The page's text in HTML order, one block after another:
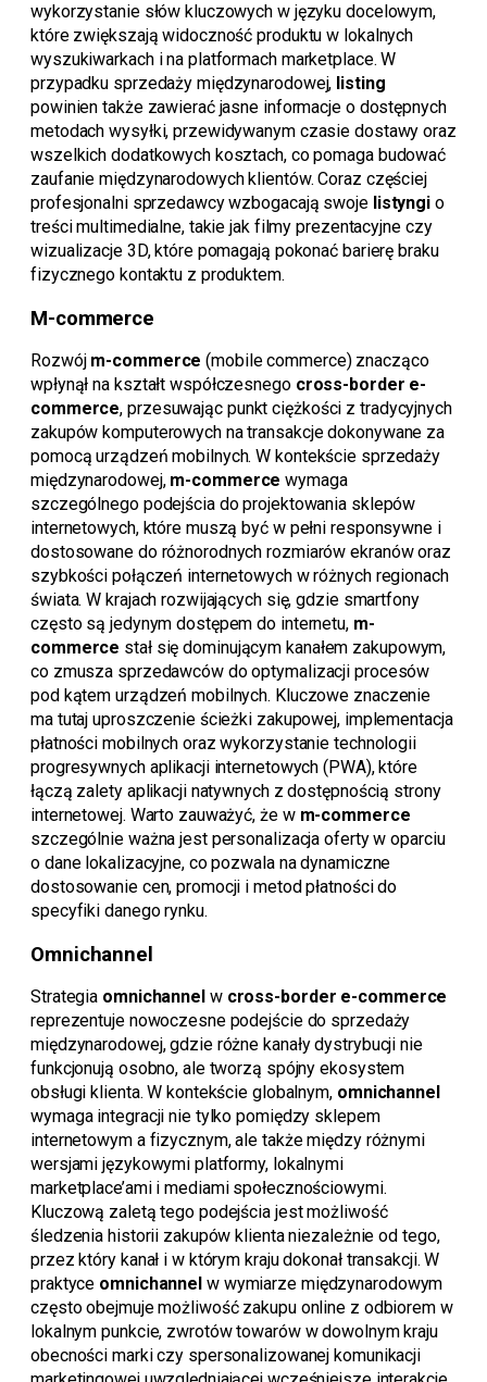
wykorzystanie słów kluczowych w języku docelowym,
które zwiększają widoczność produktu w lokalnych
wyszukiwarkach i na platformach marketplace. W
przypadku sprzedaży międzynarodowej, listing
powinien także zawierać jasne informacje o dostępnych
metodach wysyłki, przewidywanym czasie dostawy oraz
wszelkich dodatkowych kosztach, co pomaga budować
zaufanie międzynarodowych klientów. Coraz częściej
profesjonalni sprzedawcy wzbogacają swoje listyngi o
treści multimedialne, takie jak filmy prezentacyjne czy
wizualizacje 3D, które pomagają pokonać barierę braku
fizycznego kontaktu z produktem.
M-commerce
Rozwój m-commerce (mobile commerce) znacząco
wpłynął na kształt współczesnego cross-border e-
commerce, przesuwając punkt ciężkości z tradycyjnych
zakupów komputerowych na transakcje dokonywane za
pomocą urządzeń mobilnych. W kontekście sprzedaży
międzynarodowej, m-commerce wymaga
szczególnego podejścia do projektowania sklepów
internetowych, które muszą być w pełni responsywne i
dostosowane do różnorodnych rozmiarów ekranów oraz
szybkości połączeń internetowych w różnych regionach
świata. W krajach rozwijających się, gdzie smartfony
często są jedynym dostępem do internetu, m-
commerce stał się dominującym kanałem zakupowym,
co zmusza sprzedawców do optymalizacji procesów
pod kątem urządzeń mobilnych. Kluczowe znaczenie
ma tutaj uproszczenie ścieżki zakupowej, implementacja
płatności mobilnych oraz wykorzystanie technologii
progresywnych aplikacji internetowych (PWA), które
łączą zalety aplikacji natywnych z dostępnością strony
internetowej. Warto zauważyć, że w m-commerce
szczególnie ważna jest personalizacja oferty w oparciu
o dane lokalizacyjne, co pozwala na dynamiczne
dostosowanie cen, promocji i metod płatności do
specyfiki danego rynku.
Omnichannel
Strategia omnichannelw cross-border e-commerce
reprezentuje nowoczesne podejście do sprzedaży
międzynarodowej, gdzie różne kanały dystrybucji nie
funkcjonują osobno, ale tworzą spójny ekosystem
obsługi klienta. W kontekście globalnym, omnichannel
wymaga integracji nie tylko pomiędzy sklepem
internetowym a fizycznym, ale także między różnymi
wersjami językowymi platformy, lokalnymi
marketplace’ami i mediami społecznościowymi.
Kluczową zaletą tego podejścia jest możliwość
śledzenia historii zakupów klienta niezależnie od tego,
przez który kanał i w którym kraju dokonał transakcji. W
praktyce omnichannel w wymiarze międzynarodowym
często obejmuje możliwość zakupu online z odbiorem w
lokalnym punkcie, zwrotów towarów w dowolnym kraju
obecności marki czy spersonalizowanej komunikacji